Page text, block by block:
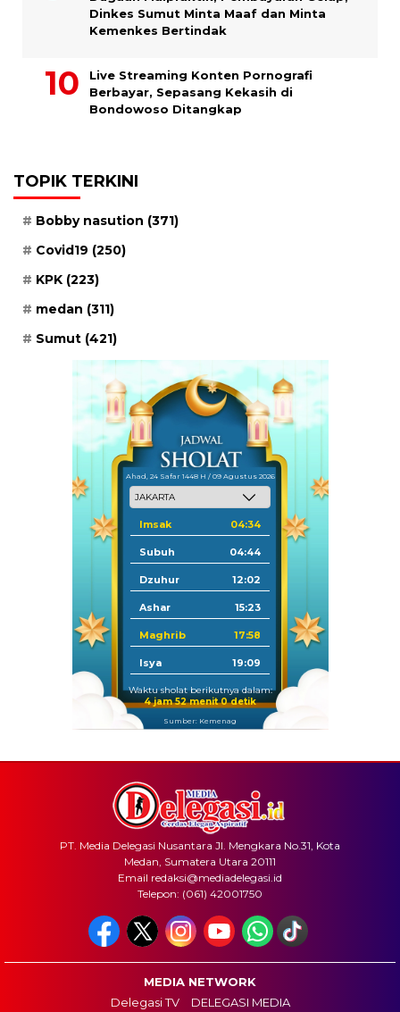
Dinkes Sumut Minta Maaf dan Minta
Kemenkes Bertindak
Live Streaming Konten Pornografi
Berbayar, Sepasang Kekasih di
Bondowoso Ditangkap
TOPIK TERKINI
Bobby nasution (371)
Covid19 (250)
KPK (223)
medan (311)
Sumut (421)
Ahad, 24 Safar 1448 H / 09 Agustus 2026
Imsak 04:34
Subuh 04:44
Dzuhur 12:02
Ashar 15:23
Maghrib 17:58
Isya 19:09
Waktu sholat berikutnya dalam:
4 jam 52 menit 0 detik
Sumber: Kemenag
PT. Media Delegasi Nusantara Jl. Mengkara No.31, Kota
Medan, Sumatera Utara 20111
Email redaksi@mediadelegasi.id
Telepon: (061) 42001750
MEDIA NETWORK
Delegasi TV
DELEGASI MEDIA